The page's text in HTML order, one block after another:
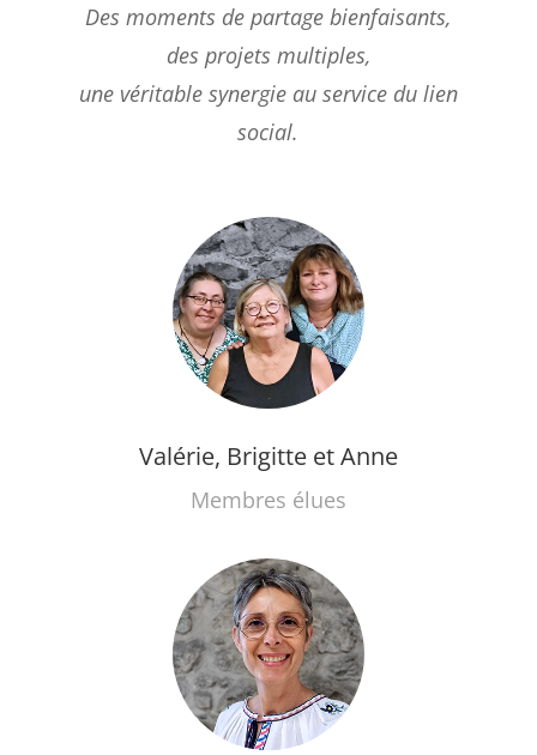
Des moments de partage bienfaisants,
des projets multiples,
une véritable synergie au service du lien
social.
Valérie, Brigitte et Anne
Membres élues